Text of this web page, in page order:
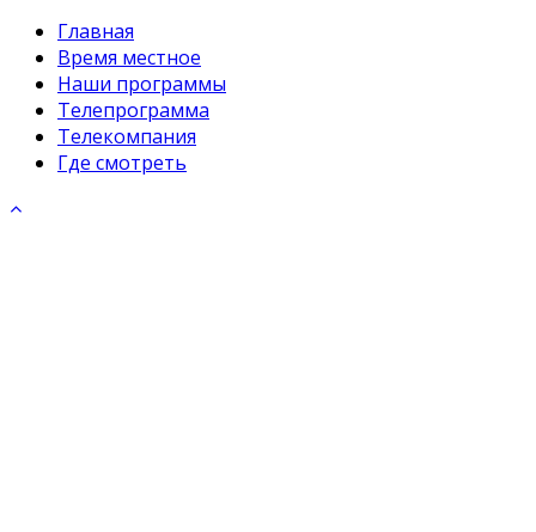
Главная
Время местное
Наши программы
Телепрограмма
Телекомпания
Где смотреть